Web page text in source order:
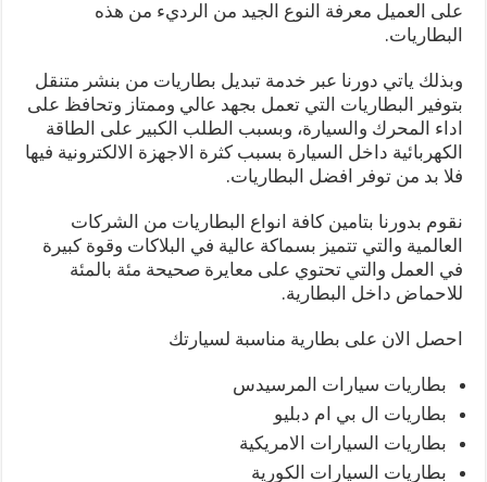
على العميل معرفة النوع الجيد من الرديء من هذه
البطاريات.
وبذلك ياتي دورنا عبر خدمة تبديل بطاريات من بنشر متنقل
بتوفير البطاريات التي تعمل بجهد عالي وممتاز وتحافظ على
اداء المحرك والسيارة، وبسبب الطلب الكبير على الطاقة
الكهربائية داخل السيارة بسبب كثرة الاجهزة الالكترونية فيها
فلا بد من توفر افضل البطاريات.
نقوم بدورنا بتامين كافة انواع البطاريات من الشركات
العالمية والتي تتميز بسماكة عالية في البلاكات وقوة كبيرة
في العمل والتي تحتوي على معايرة صحيحة مئة بالمئة
للاحماض داخل البطارية.
احصل الان على بطارية مناسبة لسيارتك
بطاريات سيارات المرسيدس
بطاريات ال بي ام دبليو
بطاريات السيارات الامريكية
بطاريات السيارات الكورية